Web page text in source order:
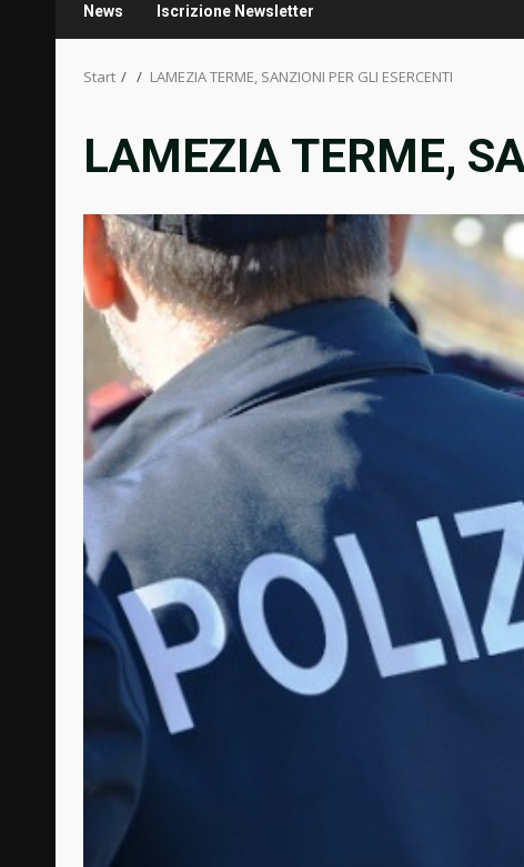
News Iscrizione Newsletter
Start LAMEZIA TERME, SANZIONI PER GLI ESERCENTI
LAMEZIA TERME,